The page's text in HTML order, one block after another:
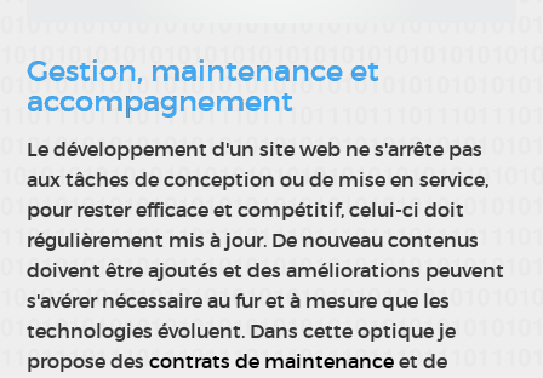
Gestion, maintenance et
accompagnement
Le développement d'un site web ne s'arrête pas
aux tâches de conception ou de mise en service,
pour rester efficace et compétitif, celui-ci doit
régulièrement mis à jour. De nouveau contenus
doivent être ajoutés et des améliorations peuvent
s'avérer nécessaire au fur et à mesure que les
technologies évoluent. Dans cette optique je
propose descontrats de maintenance et de